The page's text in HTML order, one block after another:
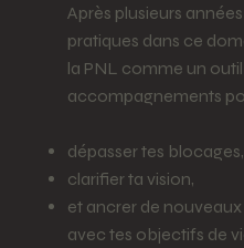
Après plusieurs
pratiques dans ce
la PNL comme un
accompagnements
dépasser tes blocages,
clarifier ta vision,
et ancrer de
avec tes objectifs de